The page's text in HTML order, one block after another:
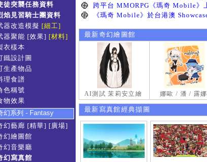
徒突襲任務資料
焰見習騎士團資料
器改造模擬 [細工]
器聚能 [效果] [材料]
衣樣本
鐵設計圖
生產物品
理食譜
色稱號
物效果
幻系列 - Fantasy
幻藝廊 [精華] [廣場]
幻繪圖館
幻音樂廳
幻寫真館
最新奇幻繪圖館
AI測試 茉莉安立繪 娜歐 / 潘 / 露娜
最新寫真館經典擷圖